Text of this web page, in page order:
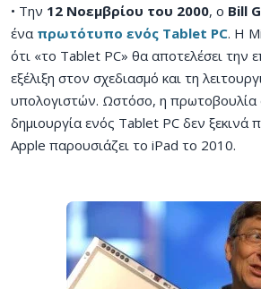
• Την 12 Νοεμβρίου του 2000, o Bill
ένα πρωτότυπο ενός Tablet PC. Η
ότι «το Tablet PC» θα αποτελέσει την
εξέλιξη στον σχεδιασμό και τη
υπολογιστών. Ωστόσο, η πρωτοβουλία
δημιουργία ενός Tablet PC δεν ξεκινά
Apple παρουσιάζει το iPad το 2010.